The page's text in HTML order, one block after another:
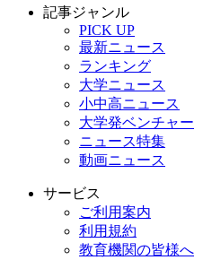
記事ジャンル
PICK UP
最新ニュース
ランキング
大学ニュース
小中高ニュース
大学発ベンチャー
ニュース特集
動画ニュース
サービス
ご利用案内
利用規約
教育機関の皆様へ